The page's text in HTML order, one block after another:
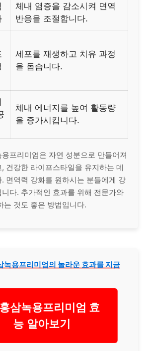
체내 염증을 감소시켜 면역
반응을 조절합니다.
세포를 재생하고 치유 과정
을 돕습니다.
체내 에너지를 높여 활동량
을 증가시킵니다.
프리미엄은 자연 성분으로 만들어져
건강한 라이프스타일을 유지하는 데
. 면역력 강화를 원하시는 분들에게 강
다. 추가적인 효과를 위해 전문가와
는 것도 좋은 방법입니다.
녹용프리미엄의 놀라운 효과를 지금
홍삼녹용프리미엄 효
능 알아보기